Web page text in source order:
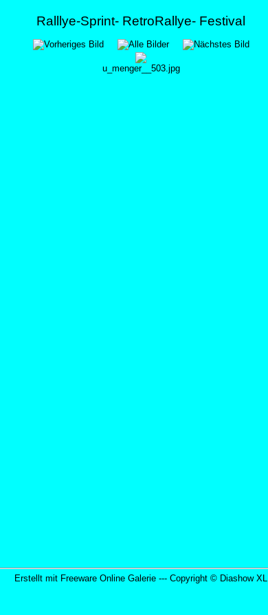
Ralllye-Sprint- RetroRallye- Festival
u_menger__503.jpg
Erstellt mit Freeware Online Galerie --- Copyright © Diashow XL